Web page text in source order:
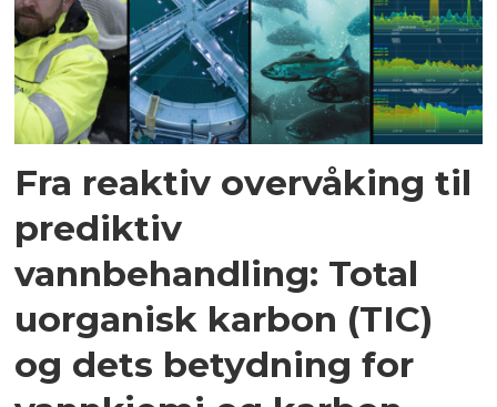
Fra reaktiv overvåking til
prediktiv
vannbehandling: Total
uorganisk karbon (TIC)
og dets betydning for